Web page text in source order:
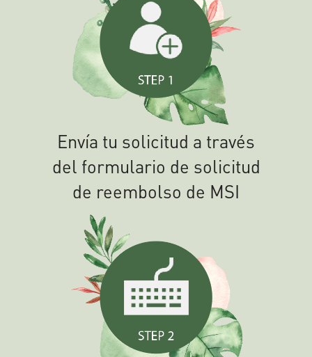
Envía tu solicitud a través
del formulario de solicitud
de reembolso de MSI